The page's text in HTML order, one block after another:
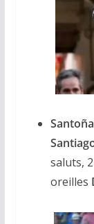
saluts,
oreilles